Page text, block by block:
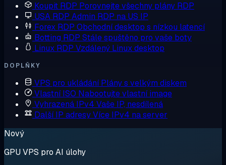
Koupit RDP Porovnejte všechny plány RDP
USA RDP Admin RDP na US IP
Forex RDP Obchodní desktop s nízkou latencí
Botting RDP Stále spuštěno pro vaše boty
Linux RDP Vzdálený Linux desktop
DOPLŇKY
VPS pro ukládání Plány s velkým diskem
Vlastní ISO Nabootujte vlastní image
Vyhrazená IPv4 Vaše IP, nesdílená
Další IP adresyVíce IPv4 na server
Nový
GPU VPS pro AI úlohy